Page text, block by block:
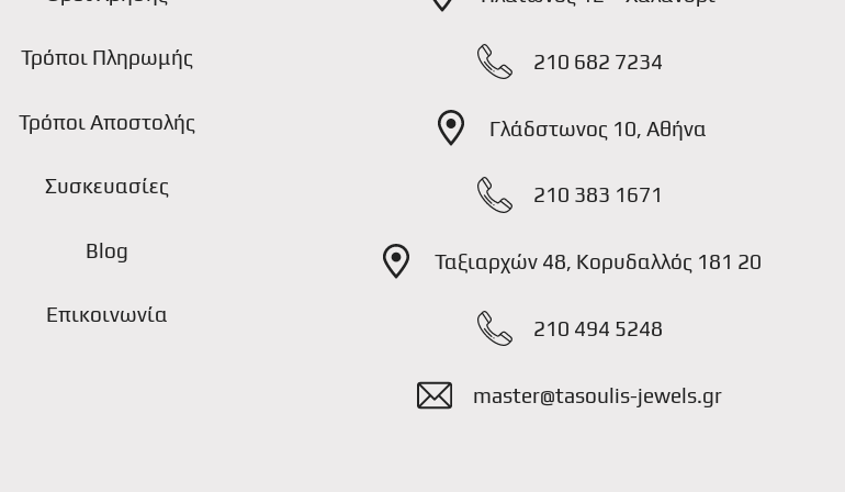
Τρόποι Πληρωμής
Τρόποι Αποστολής
Συσκευασίες
Blog
Επικοινωνία
210 682 7234
Γλάδστωνος 10, Αθήνα
210 383 1671
Ταξιαρχών 48, Κορυδαλλός 181 20
210 494 5248
master@tasoulis-jewels.gr